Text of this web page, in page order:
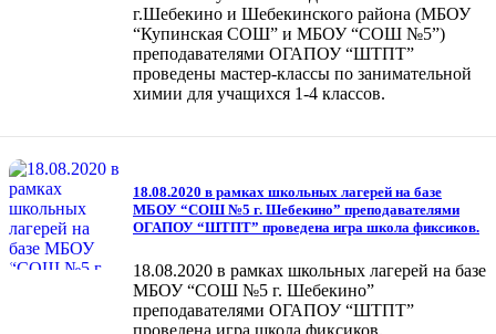
г.Шебекино и Шебекинского района (МБОУ
“Купинская СОШ” и МБОУ “СОШ №5”)
преподавателями ОГАПОУ “ШТПТ”
проведены мастер-классы по занимательной
химии для учащихся 1-4 классов.
18.08.2020 в рамках школьных лагерей на базе
МБОУ “СОШ №5 г. Шебекино” преподавателями
ОГАПОУ “ШТПТ” проведена игра школа фиксиков.
18.08.2020 в рамках школьных лагерей на базе
МБОУ “СОШ №5 г. Шебекино”
преподавателями ОГАПОУ “ШТПТ”
проведена игра школа фиксиков.